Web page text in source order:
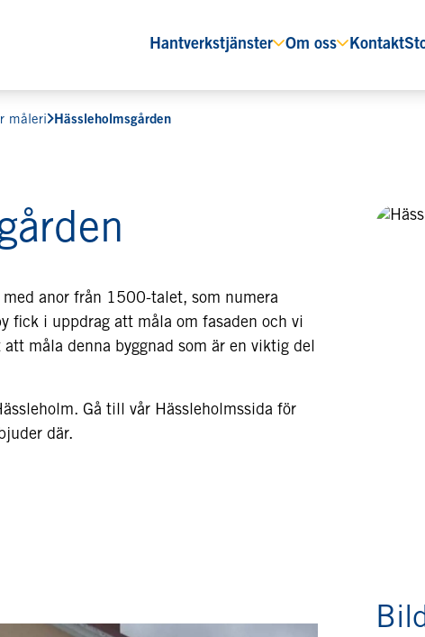
Hantverkstjänster Om oss Kontakt
måleri Hässleholmsgården
med anor från 1500-talet, som numera
fick i uppdrag att måla om fasaden och vi
måla denna byggnad som är en viktig del
Gå till vår Hässleholmssida för
där.